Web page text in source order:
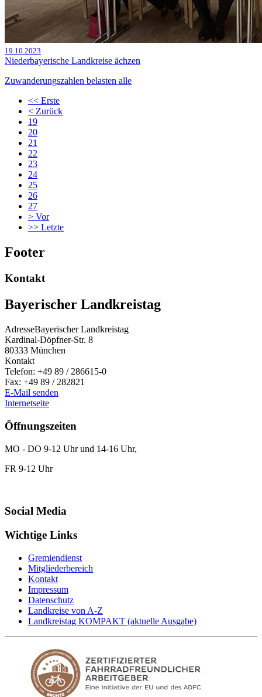
19.10.2023
Niederbayerische Landkreise ächzen
Zuwanderungszahlen belasten alle
<< Erste
< Zurück
19
20
21
22
23
24
25
26
27
> Vor
>> Letzte
Footer
Kontakt
Bayerischer Landkreistag
AdresseBayerischer Landkreistag
Kardinal-Döpfner-Str. 8
80333 München
Kontakt
Telefon: +49 89 / 286615-0
Fax: +49 89 / 282821
E-Mail senden
Internetseite
Öffnungszeiten
MO - DO 9-12 Uhr und 14-16 Uhr,
FR 9-12 Uhr
Social Media
Wichtige Links
Gremiendienst
Mitgliederbereich
Kontakt
Impressum
Datenschutz
Landkreise von A-Z
Landkreistag KOMPAKT (aktuelle Ausgabe)